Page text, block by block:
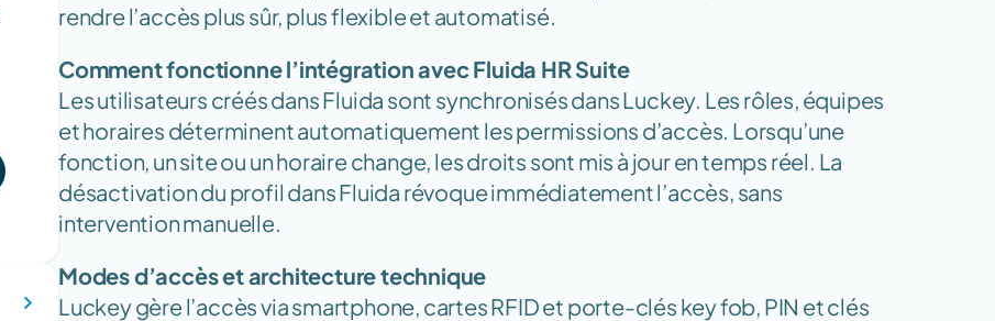
rendre l’accès plus sûr, plus flexible et automatisé.
Comment fonctionne l’intégration avec Fluida HR Suite
Les utilisateurs créés dans Fluida sont synchronisés dans Luckey. Les rôles, équipes
et horaires déterminent automatiquement les permissions d’accès. Lorsqu’une
fonction, un site ou un horaire change, les droits sont mis à jour en temps réel. La
désactivation du profil dans Fluida révoque immédiatement l’accès, sans
intervention manuelle.
Modes d’accès et architecture technique
Luckey gère l’accès via smartphone, cartes RFID et porte-clés key fob, PIN et clés